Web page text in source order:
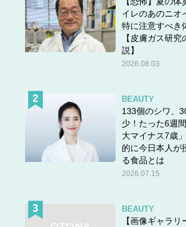
イレのあのニオ
特に注意すべき
【皮膚ガス研
説】
2026.08.03
BEAUTY
133個のシワ、
少！たった6週
大マイナス7歳
的に今日本人が
る食品とは
2026.07.15
BEAUTY
【画像ギャラ